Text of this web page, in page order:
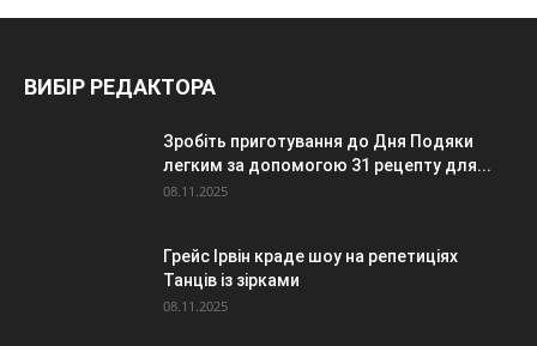
ВИБІР РЕДАКТОРА
Зробіть приготування до Дня Подяки
легким за допомогою 31 рецепту для...
08.11.2025
Грейс Ірвін краде шоу на репетиціях
Танців із зірками
08.11.2025